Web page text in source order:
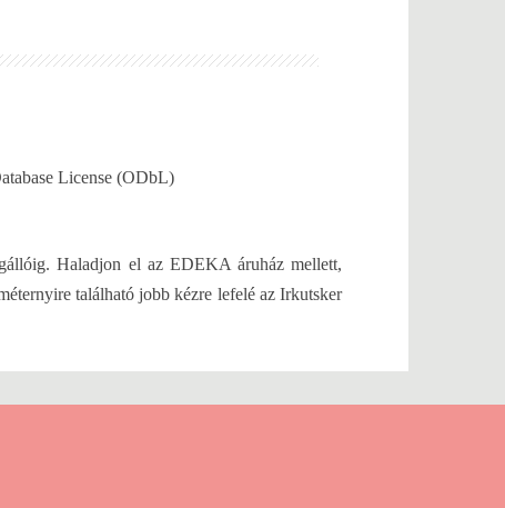
License (ODbL)
Haladjon el az EDEKA áruház mellett,
található jobb kézre lefelé az Irkutsker